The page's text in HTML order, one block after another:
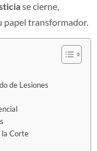
se cierne,
papel transformador.
de Lesiones
la Corte